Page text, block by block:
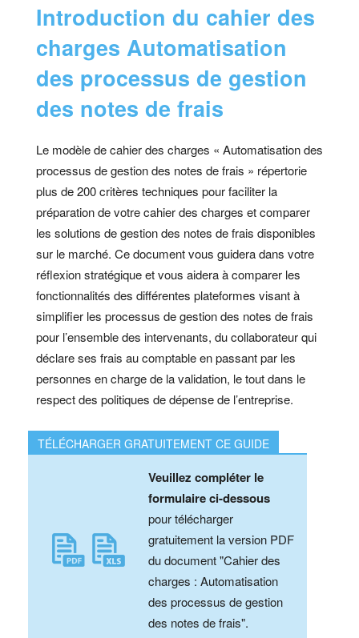
Introduction du cahier des
charges Automatisation
des processus de gestion
des notes de frais
Le modèle de cahier des charges « Automatisation des
processus de gestion des notes de frais » répertorie
plus de 200 critères techniques pour faciliter la
préparation de votre cahier des charges et comparer
les solutions de gestion des notes de frais disponibles
sur le marché. Ce document vous guidera dans votre
réflexion stratégique et vous aidera à comparer les
fonctionnalités des différentes plateformes visant à
simplifier les processus de gestion des notes de frais
pour l’ensemble des intervenants, du collaborateur qui
déclare ses frais au comptable en passant par les
personnes en charge de la validation, le tout dans le
respect des politiques de dépense de l’entreprise.
TÉLÉCHARGER GRATUITEMENT CE GUIDE
Veuillez compléter le
formulaire ci-dessous
pour télécharger
gratuitement la version PDF
du document "Cahier des
charges : Automatisation
des processus de gestion
des notes de frais".